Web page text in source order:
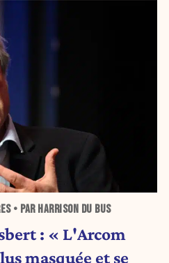
• PAR HARRISON DU BUS
: « L'Arcom
masquée et se